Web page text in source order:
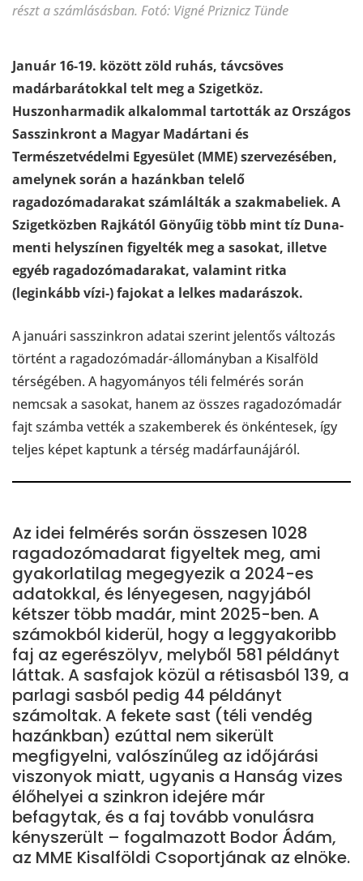
részt a számlásásban. Fotó: Vigné Priznicz Tünde
Január 16-19. között zöld ruhás, távcsöves
madárbarátokkal telt meg a Szigetköz.
Huszonharmadik alkalommal tartották az Országos
Sasszinkront a Magyar Madártani és
Természetvédelmi Egyesület (MME) szervezésében,
amelynek során a hazánkban telelő
ragadozómadarakat számlálták a szakmabeliek. A
Szigetközben Rajkától Gönyűig több mint tíz Duna-
menti helyszínen figyelték meg a sasokat, illetve
egyéb ragadozómadarakat, valamint ritka
(leginkább vízi-) fajokat a lelkes madarászok.
A januári sasszinkron adatai szerint jelentős változás
történt a ragadozómadár-állományban a Kisalföld
térségében. A hagyományos téli felmérés során
nemcsak a sasokat, hanem az összes ragadozómadár
fajt számba vették a szakemberek és önkéntesek, így
teljes képet kaptunk a térség madárfaunájáról.
Az idei felmérés során összesen 1028
ragadozómadarat figyeltek meg, ami
gyakorlatilag megegyezik a 2024-es
adatokkal, és lényegesen, nagyjából
kétszer több madár, mint 2025-ben. A
számokból kiderül, hogy a leggyakoribb
faj az egerészölyv, melyből 581 példányt
láttak. A sasfajok közül a rétisasból 139, a
parlagi sasból pedig 44 példányt
számoltak. A fekete sast (téli vendég
hazánkban) ezúttal nem sikerült
megfigyelni, valószínűleg az időjárási
viszonyok miatt, ugyanis a Hanság vizes
élőhelyei a szinkron idejére már
befagytak, és a faj tovább vonulásra
kényszerült – fogalmazott Bodor Ádám,
az MME Kisalföldi Csoportjának az elnöke.